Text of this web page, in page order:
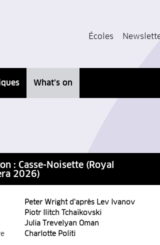
Écoles
What’s on
: Casse-Noisette (Royal
2026)
Peter Wright d'après Lev Ivanov
Piotr Ilitch Tchaïkovski
Julia Trevelyan Oman
Charlotte Politi